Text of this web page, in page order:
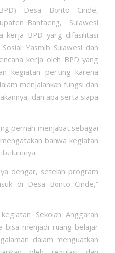
Desa Bonto Cinde,
Bantaeng, Sulawesi
kerja BPD yang difasilitasi
Yasmib Sulawesi dan
kerja oleh BPD yang
kegiatan penting karena
menjalankan fungsi dan
dan apa serta siapa
pernah menjabat sebagai
bahwa kegiatan
dengar, setelah program
di Desa Bonto Cinde,”
Sekolah Anggaran
bisa menjadi ruang belajar
dalam menguatkan